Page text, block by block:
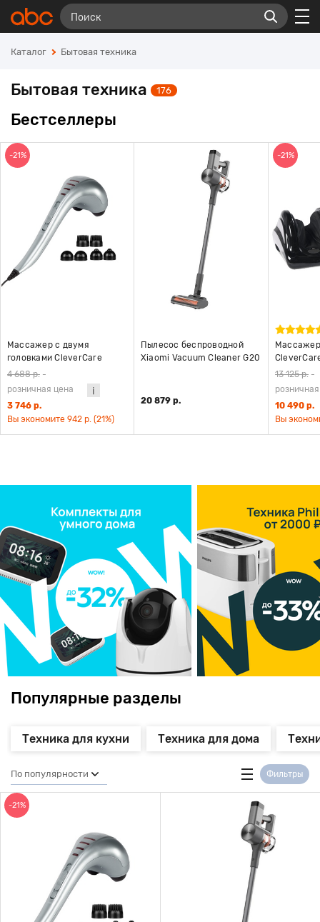
Каталог Бытовая техника
Бытовая техника 176
Бестселлеры
-21%
Массажер с двумя
головками CleverCare
Black swan, черный
4 688 р. -
розничная цена
3 746 р.
Вы экономите 942 р. (21%)
Пылесос беспроводной
Xiaomi Vacuum Cleaner G20
20 879 р.
-21%
черный
13 125 р. -
10 490 р.
Вы
Популярные разделы
Техника для кухни Техника для дома
По популярности Фильтры
-21%